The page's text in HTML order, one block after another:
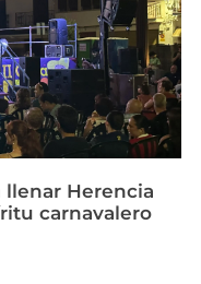
llenar Herencia
carnavalero